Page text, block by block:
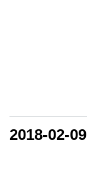
2018-02-09